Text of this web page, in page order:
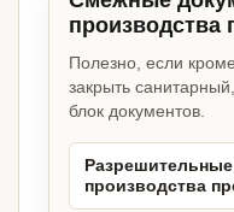
производства
Полезно, если
закрыть
блок документов.
производства